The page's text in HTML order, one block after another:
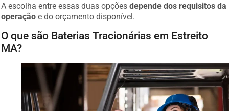
A escolha entre essas duas opçõesdepende dos requisitos da
operação e do orçamento disponível.
O que são Baterias Tracionárias em Estreito
MA?